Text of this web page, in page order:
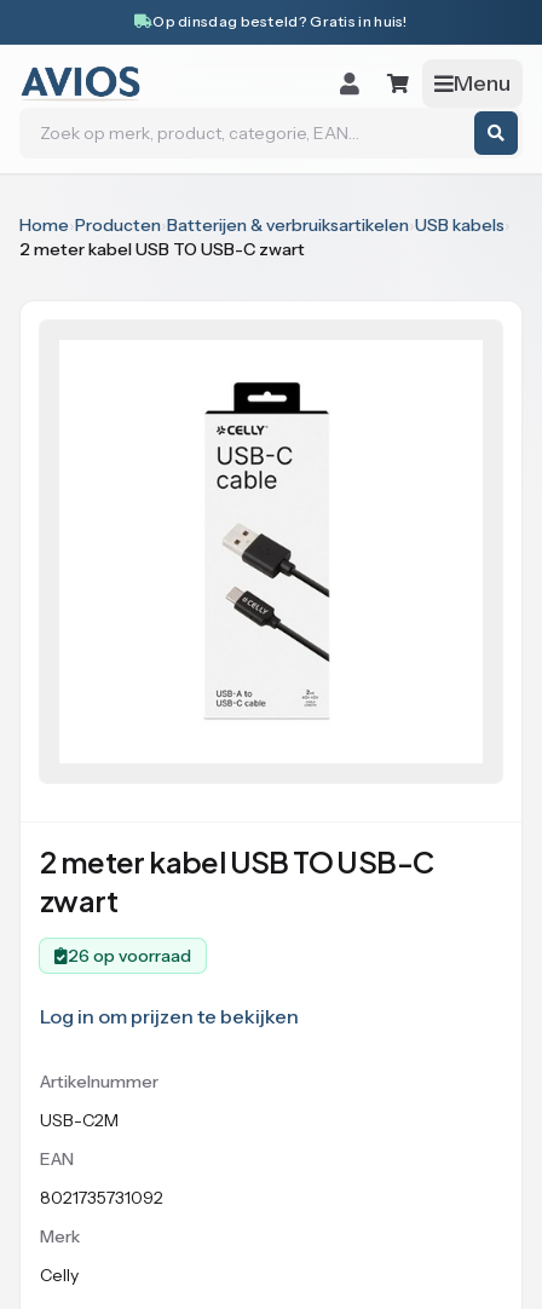
Op dinsdag besteld? Gratis in huis!
Menu
Zoeken
Home›Producten›Batterijen & verbruiksartikelen›USB kabels›
2 meter kabel USB TO USB-C zwart
2 meter kabel USB TO USB-C
zwart
26 op voorraad
Log in om prijzen te bekijken
Artikelnummer
USB-C2M
EAN
8021735731092
Merk
Celly